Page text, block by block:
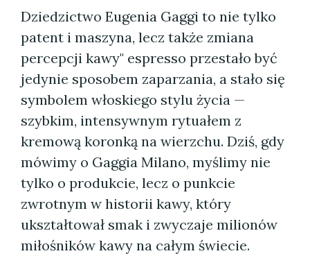
Dziedzictwo Eugenia Gaggi to nie tylko
patent i maszyna, lecz także zmiana
percepcji kawy" espresso przestało być
jedynie sposobem zaparzania, a stało się
symbolem włoskiego stylu życia —
szybkim, intensywnym rytuałem z
kremową koronką na wierzchu. Dziś, gdy
mówimy o Gaggia Milano, myślimy nie
tylko o produkcie, lecz o punkcie
zwrotnym w historii kawy, który
ukształtował smak i zwyczaje milionów
miłośników kawy na całym świecie.